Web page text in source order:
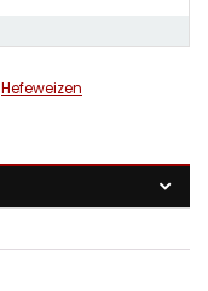
Hefeweizen